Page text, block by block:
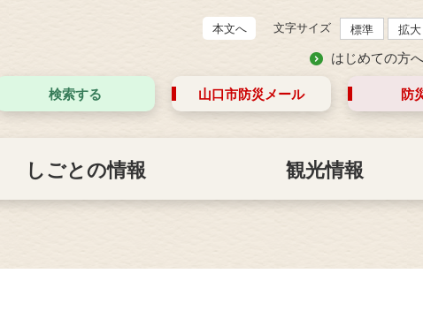
本文へ 文字サイズ 標準 拡大
はじめての方へ
検索する 山口市防災 メール 防
しごとの情報 観光情報